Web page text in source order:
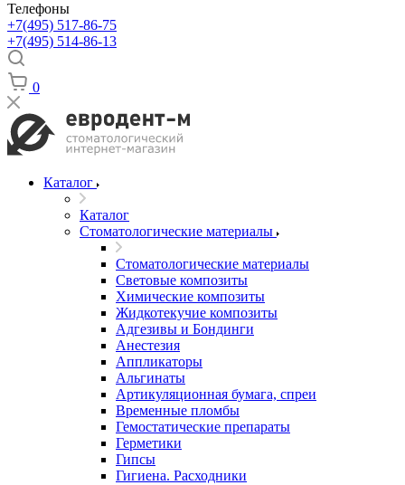
Телефоны
+7(495) 517-86-75
+7(495) 514-86-13
0
Каталог
Каталог
Стоматологические материалы
Стоматологические материалы
Световые композиты
Химические композиты
Жидкотекучие композиты
Адгезивы и Бондинги
Анестезия
Аппликаторы
Альгинаты
Артикуляционная бумага, спреи
Временные пломбы
Гемостатические препараты
Герметики
Гипсы
Гигиена. Расходники